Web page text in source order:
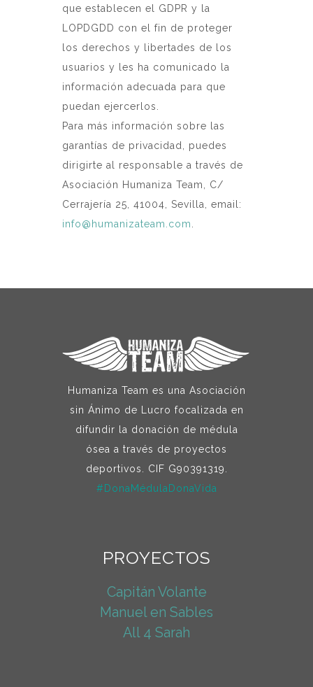
que establecen el GDPR y la
LOPDGDD con el fin de proteger
los derechos y libertades de los
usuarios y les ha comunicado la
información adecuada para que
puedan ejercerlos.
Para más información sobre las
garantías de privacidad, puedes
dirigirte al responsable a través de
Asociación Humaniza Team, C/
Cerrajería 25, 41004, Sevilla, email:
info@humanizateam.com
Humaniza Team es una Asociación
sin Ánimo de Lucro focalizada en
difundir la donación de médula
ósea a través de proyectos
deportivos. CIF G90391319.
#DonaMédulaDonaVida
PROYECTOS
Capitán Volante
Manuel en Sables
All 4 Sarah